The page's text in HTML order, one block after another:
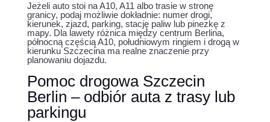
Jeżeli auto stoi na A10, A11 albo trasie w stronę
granicy, podaj możliwie dokładnie: numer drogi,
kierunek, zjazd, parking, stację paliw lub pinezkę z
mapy. Dla lawety różnica między centrum Berlina,
północną częścią A10, południowym ringiem i drogą w
kierunku Szczecina ma realne znaczenie przy
planowaniu dojazdu.
Pomoc drogowa Szczecin
Berlin – odbiór auta z trasy lub
parkingu